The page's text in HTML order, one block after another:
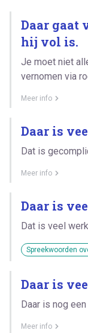
Daar gaat
hij vol is.
Je moet niet
vernomen via
Meer info
Daar is
Dat is
Meer info
Daar is
Dat is veel werk.
Spreekwoorden
Daar is
Daar is nog
Meer info